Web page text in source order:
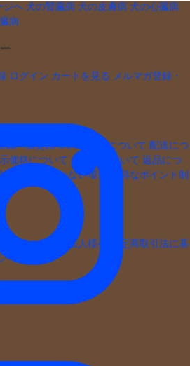
ジへ 犬の腎臓病 犬の皮膚病 犬の心臓病
病
ログイン カートを見る
メルマガ登録・
録・変更について 送料について 配送につ
価格について お届けについて 返品につ
メールが届かない場合
お得なポイント制
お取引ご希望の法人様へ
特定商取引法に基
ー